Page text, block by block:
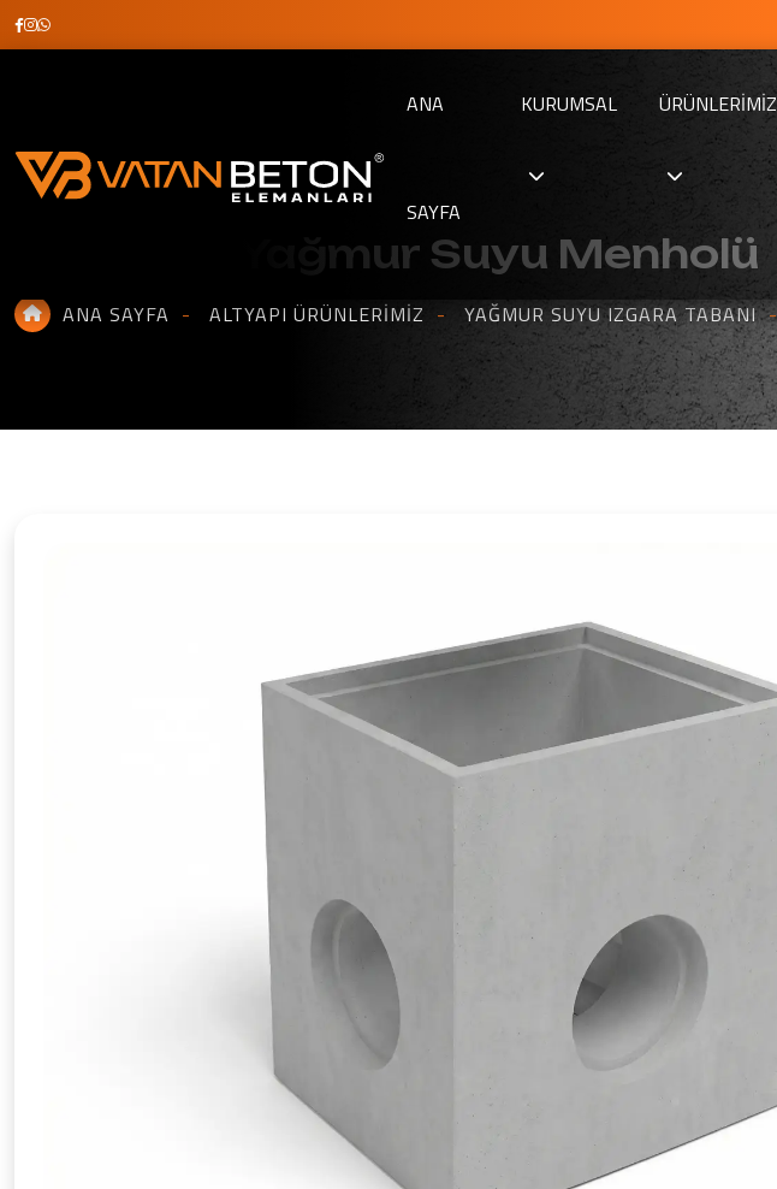
ANA
SAYFA
KURUMSAL ÜRÜNLERIMIZ
Dayanıklı Yağmur Suyu Menholü
ANA SAYFA ALTYAPI ÜRÜNLERIMIZ YAĞMUR SUYU IZGARA TABANI